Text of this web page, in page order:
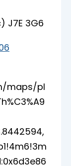
J7E 3G6
maps/pl